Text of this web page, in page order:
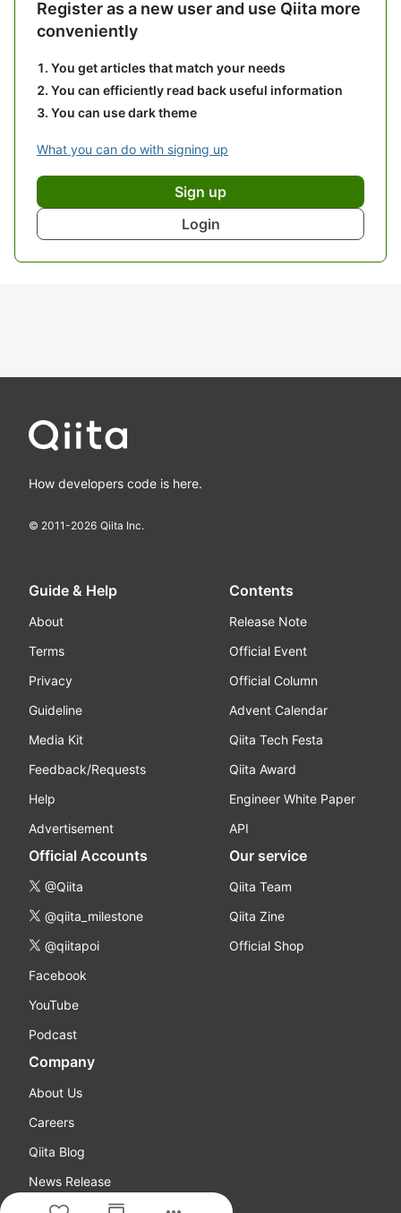
Register as a new user and use Qiita more
conveniently
You get articles that match your needs
You can efficiently read back useful information
You can use dark theme
What you can do with signing up
Sign up
Login
How developers code is here.
© 2011-2026 Qiita Inc.
Guide & Help
About
Terms
Privacy
Guideline
Media Kit
Feedback/Requests
Help
Advertisement
Contents
Release Note
Official Event
Official Column
Advent Calendar
Qiita Tech Festa
Qiita Award
Engineer White Paper
API
Official Accounts
@Qiita
@qiita_milestone
@qiitapoi
Facebook
YouTube
Podcast
Our service
Qiita Team
Qiita Zine
Official Shop
Company
About Us
Careers
Qiita Blog
News Release